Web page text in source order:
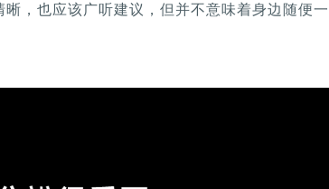
，也应该广听建议，但并不意味着身边随便一